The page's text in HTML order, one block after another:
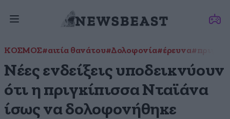
ΚΟΣΜΟΣ#αιτία θανάτου#Δολοφονία#έρευνα
Νέες ενδείξεις υποδεικνύουν
ότι η πριγκίπισσα Νταϊάνα
ίσως να δολοφονήθηκε